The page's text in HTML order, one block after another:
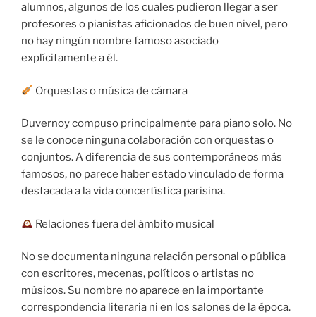
alumnos, algunos de los cuales pudieron llegar a ser
profesores o pianistas aficionados de buen nivel, pero
no hay ningún nombre famoso asociado
explícitamente a él.
Orquestas o música de cámara
Duvernoy compuso principalmente para piano solo. No
se le conoce ninguna colaboración con orquestas o
conjuntos. A diferencia de sus contemporáneos más
famosos, no parece haber estado vinculado de forma
destacada a la vida concertística parisina.
Relaciones fuera del ámbito musical
No se documenta ninguna relación personal o pública
con escritores, mecenas, políticos o artistas no
músicos. Su nombre no aparece en la importante
correspondencia literaria ni en los salones de la época.